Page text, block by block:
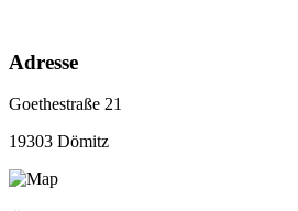
Adresse
Goethestraße 21
19303 Dömitz